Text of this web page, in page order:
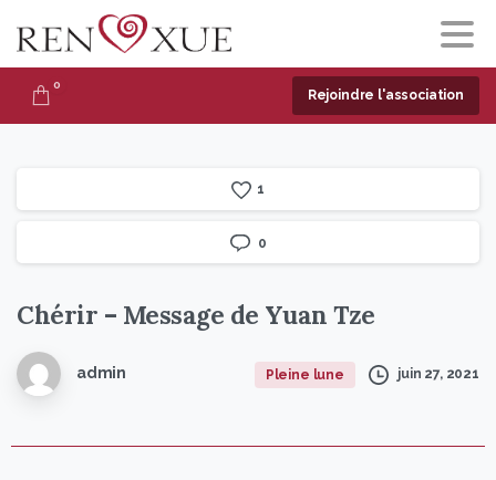
0
Rejoindre l'association
1
0
Chérir – Message de Yuan Tze
admin Pleine lune juin 27, 2021